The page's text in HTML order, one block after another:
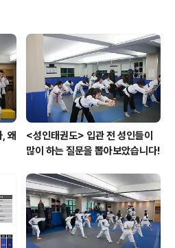
. 마음을 잡고 리허
야하는 것들이 많이
식시간이 남아서 아
습니다오후 5시가
거운 마음으로 축제
왜
<성인태권도> 입관 전 성인들이
많이 하는 질문을 뽑아보았습니다!